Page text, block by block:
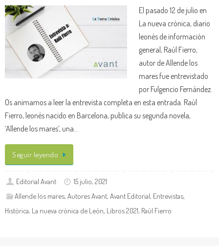
El pasado 12 de julio en
La nueva crónica, diario
leonés de información
general, Raúl Fierro,
autor de Allende los
mares fue entrevistado
por Fulgencio Fernández.
Os animamos a leer la entrevista completa en esta entrada. Raúl
Fierro, leonés nacido en Barcelona, publica su segunda novela,
‘Allende los mares’, una…
Seguir leyendo
Editorial Avant
15 julio, 2021
Allende los mares,Autores Avant,Avant Editorial, Entrevistas,
Histórica, La nueva crónica de León, Libros 2021, Raúl Fierro